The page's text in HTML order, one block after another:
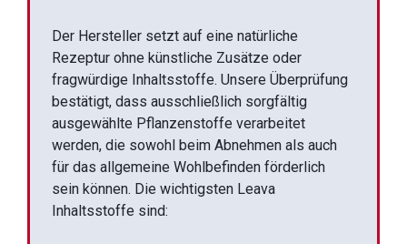
Der Hersteller setzt auf eine natürliche
Rezeptur ohne künstliche Zusätze oder
fragwürdige Inhaltsstoffe. Unsere Überprüfung
bestätigt, dass ausschließlich sorgfältig
ausgewählte Pflanzenstoffe verarbeitet
werden, die sowohl beim Abnehmen als auch
für das allgemeine Wohlbefinden förderlich
sein können. Die wichtigsten Leava
Inhaltsstoffe sind: